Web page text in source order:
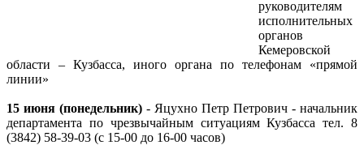
руководителям
исполнительных
органов
Кемеровской
области – Кузбасса, иного органа по телефонам «прямой
линии»
15 июня (понедельник) - Яцухно Петр Петрович - начальник
департамента по чрезвычайным ситуациям Кузбасса тел. 8
(3842) 58-39-03 (с 15-00 до 16-00 часов)